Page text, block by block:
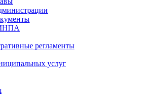
регламенты
услуг